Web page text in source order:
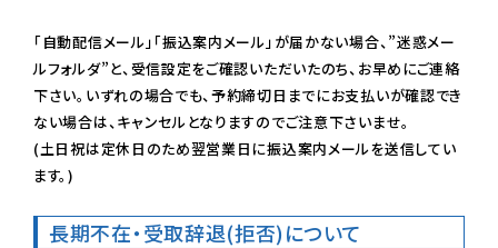
「自動配信メール」「振込案内メール」が届かない場合、”迷惑メー
ルフォルダ”と、受信設定をご確認いただいたのち、お早めにご連絡
下さい。いずれの場合でも、予約締切日までにお支払いが確認でき
ない場合は、キャンセルとなりますのでご注意下さいませ。
(土日祝は定休日のため翌営業日に振込案内メールを送信してい
ます。)
長期不在・受取辞退(拒否)について